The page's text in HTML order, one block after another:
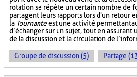
rotation se répète un certain nombre de
partagent leurs rapports lors d'un retour
la Tournanteest une activité permettant
d’échanger sur un sujet, tout en
de la discussion et la circulation de
Groupe de discussion (5) Partage